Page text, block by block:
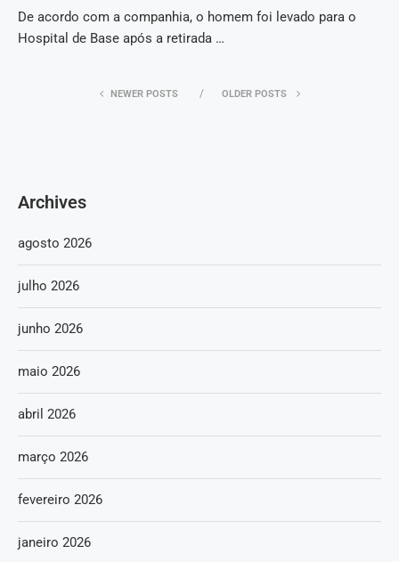
De acordo com a companhia, o homem foi levado para o
Hospital de Base após a retirada …
NEWER POSTS OLDER POSTS
Archives
agosto 2026
julho 2026
junho 2026
maio 2026
abril 2026
março 2026
fevereiro 2026
janeiro 2026